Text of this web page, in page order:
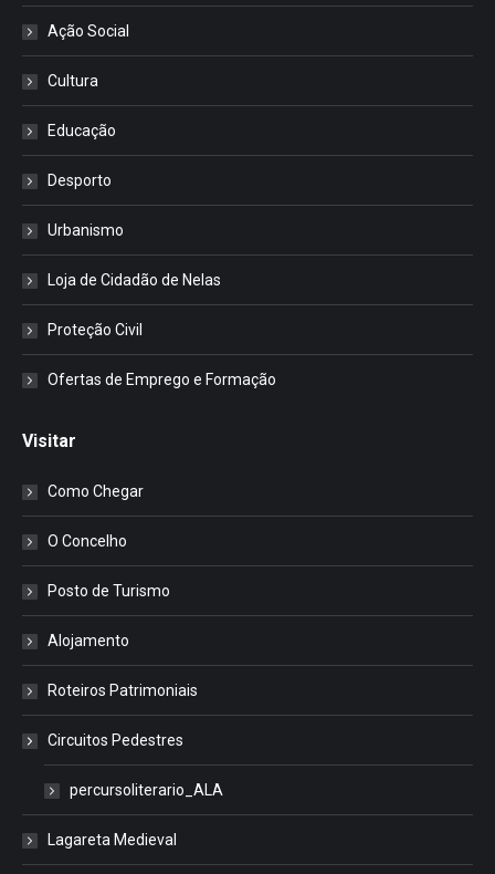
Ação Social
Cultura
Educação
Desporto
Urbanismo
Loja de Cidadão de Nelas
Proteção Civil
Ofertas de Emprego e Formação
Visitar
Como Chegar
O Concelho
Posto de Turismo
Alojamento
Roteiros Patrimoniais
Circuitos Pedestres
percursoliterario_ALA
Lagareta Medieval